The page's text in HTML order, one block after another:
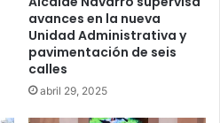
avances en la nueva
Unidad Administrativa y
pavimentación de seis
calles
abril 29, 2025